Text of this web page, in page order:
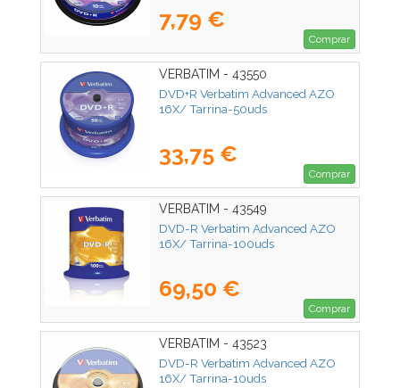
7,79 €
Comprar
VERBATIM - 43550
DVD+R Verbatim Advanced AZO
16X/ Tarrina-50uds
33,75 €
Comprar
VERBATIM - 43549
DVD-R Verbatim Advanced AZO
16X/ Tarrina-100uds
69,50 €
Comprar
VERBATIM - 43523
DVD-R Verbatim Advanced AZO
16X/ Tarrina-10uds